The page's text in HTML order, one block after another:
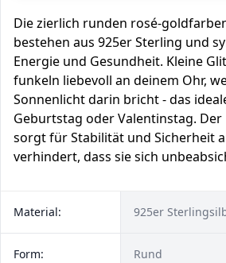
Die zierlich runden rosé-
bestehen aus 925er Sterling und
Energie und Gesundheit. Kleine
funkeln liebevoll an deinem Ohr,
Sonnenlicht darin bricht - das
Geburtstag oder Valentinstag. Der
sorgt für Stabilität und Sicherheit
verhindert, dass sie sich
Material: 925er
Form: Rund